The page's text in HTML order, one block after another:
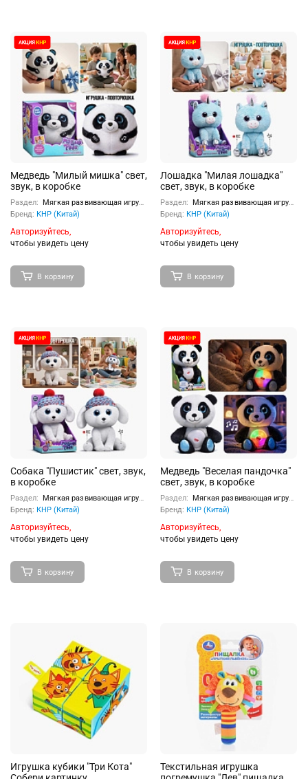
Медведь "Милый мишка" свет,
звук, в коробке
Раздел:
Мягкая развивающая игрушка
Бренд: КНР (Китай)
Авторизуйтесь,
чтобы увидеть цену
В корзину
Лошадка "Милая лошадка"
свет, звук, в коробке
Раздел:
Мягкая развивающая игрушка
Бренд: КНР (Китай)
Авторизуйтесь,
чтобы увидеть цену
В корзину
Собака "Пушистик" свет, звук,
в коробке
Раздел:
Мягкая развивающая игрушка
Бренд: КНР (Китай)
Авторизуйтесь,
чтобы увидеть цену
В корзину
Медведь "Веселая пандочка"
свет, звук, в коробке
Раздел:
Мягкая развивающая игрушка
Бренд: КНР (Китай)
Авторизуйтесь,
чтобы увидеть цену
В корзину
Игрушка кубики "Три Кота"
Текстильная игрушка